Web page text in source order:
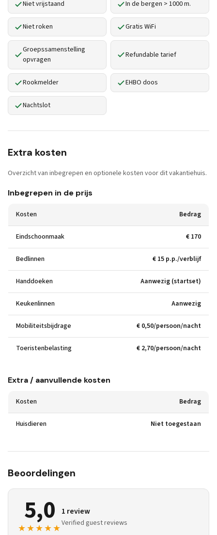
Niet vrijstaand In de bergen > 1000 m.
Niet roken Gratis WiFi
Groepssamenstelling
opvragen
Refundable tarief
Rookmelder EHBO doos
Nachtslot
Extra kosten
Overzicht van inbegrepen en optionele kosten voor dit vakantiehuis.
Inbegrepen in de prijs
Kosten Bedrag
Eindschoonmaak € 170
Bedlinnen € 15 p.p./verblijf
Handdoeken Aanwezig (startset)
Keukenlinnen Aanwezig
Mobiliteitsbijdrage € 0,50/persoon/nacht
Toeristenbelasting € 2,70/persoon/nacht
Extra / aanvullende kosten
Kosten Bedrag
Huisdieren Niet toegestaan
Beoordelingen
5,0
★★★★★
1 review
Verified guest reviews